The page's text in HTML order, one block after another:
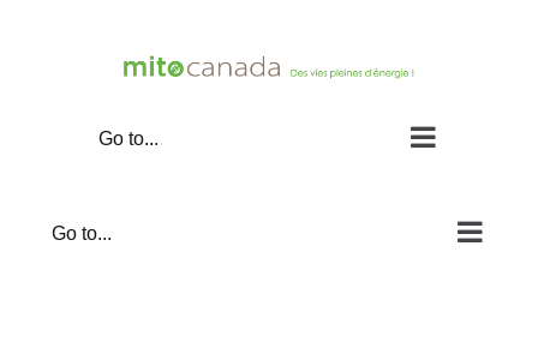
Go to...
Go to...